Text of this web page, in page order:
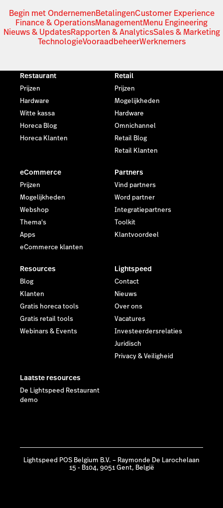
Begin met OndernemenBetalingenCustomer Experience
Finance & OperationsManagementMenu Engineering
Nieuws & UpdatesRapporten & AnalyticsSales & Marketing
TechnologieVooraadbeheerWerknemers
Restaurant
Prijzen
Hardware
Witte kassa
Horeca Blog
Horeca Klanten
Retail
Prijzen
Mogelijkheden
Hardware
Omnichannel
Retail Blog
Retail Klanten
eCommerce
Prijzen
Mogelijkheden
Webshop
Thema's
Apps
eCommerce klanten
Partners
Vind partners
Word partner
Integratiepartners
Toolkit
Klantvoordeel
Resources
Blog
Klanten
Gratis horeca tools
Gratis retail tools
Webinars & Events
Lightspeed
Contact
Nieuws
Over ons
Vacatures
Investeerdersrelaties
Juridisch
Privacy & Veiligheid
Laatste resources
De Lightspeed Restaurant
demo
Lightspeed POS Belgium B.V. – Raymonde De Larochelaan
15 - B104, 9051 Gent, België